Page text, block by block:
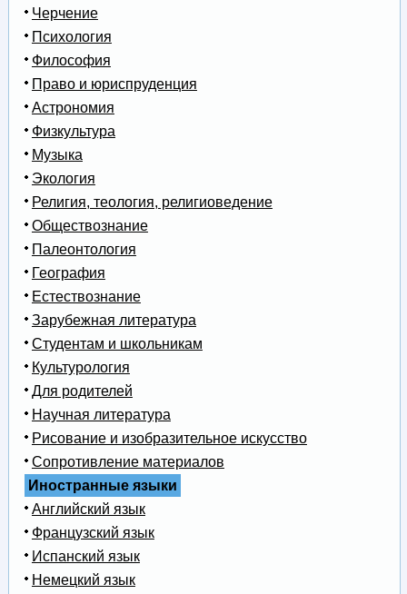
Черчение
Психология
Философия
Право и юриспруденция
Астрономия
Физкультура
Музыка
Экология
Религия, теология, религиоведение
Обществознание
Палеонтология
География
Естествознание
Зарубежная литература
Студентам и школьникам
Культурология
Для родителей
Научная литература
Рисование и изобразительное искусство
Сопротивление материалов
Иностранные языки
Английский язык
Французский язык
Испанский язык
Немецкий язык